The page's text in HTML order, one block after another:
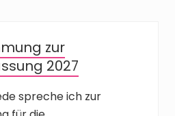
zur
2027
spreche ich zur